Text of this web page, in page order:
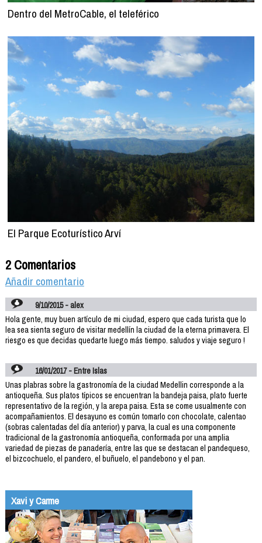
Dentro del MetroCable, el teleférico
El Parque Ecoturístico Arví
2 Comentarios
Añadir comentario
9/10/2015 - alex
Hola gente, muy buen artículo de mi ciudad, espero que cada turista que lo
lea sea sienta seguro de visitar medellín la ciudad de la eterna primavera. El
riesgo es que decidas quedarte luego más tiempo. saludos y viaje seguro !
16/01/2017 - Entre Islas
Unas plabras sobre la gastronomía de la ciudad Medellin corresponde a la
antioqueña. Sus platos típicos se encuentran la bandeja paisa, plato fuerte
representativo de la región, y la arepa paisa. Esta se come usualmente con
acompañamientos. El desayuno es común tomarlo con chocolate, calentao
(sobras calentadas del día anterior) y parva, la cual es una componente
tradicional de la gastronomía antioqueña, conformada por una amplia
variedad de piezas de panadería, entre las que se destacan el pandequeso,
el bizcochuelo, el pandero, el buñuelo, el pandebono y el pan.
Xavi y Carme